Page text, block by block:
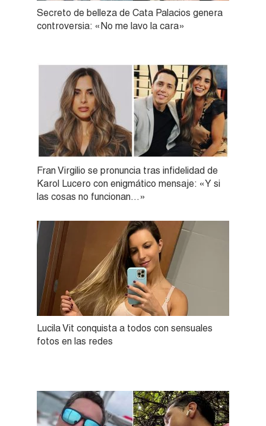
Secreto de belleza de Cata Palacios genera
controversia: «No me lavo la cara»
Fran Virgilio se pronuncia tras infidelidad de
Karol Lucero con enigmático mensaje: «Y si
las cosas no funcionan…»
Lucila Vit conquista a todos con sensuales
fotos en las redes